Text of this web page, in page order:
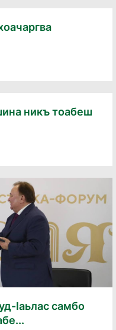
никъ тоабеш
Ӏаьлас самбо